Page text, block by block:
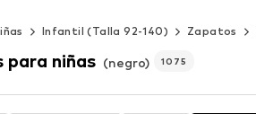
Infantil (Talla 92-140) Zapatos
para niñas (negro) 1075